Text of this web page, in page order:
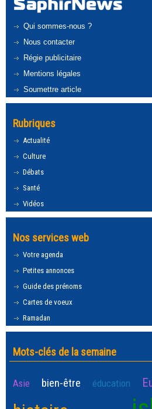
Qui sommes-nous ?
Nous contacter
Régie publicitaire
Mentions légales
Soumettre article
Rubriques
Actualité
Culture
Débats
Santé
Vidéos
Nos services web
Votre agenda
Petites annonces
Guide des prénoms
Cartes de voeux
Ramadan
Mots-clés de la semaine
Asie bien-être éducation